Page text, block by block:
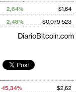
2,64%
$1,64
2,48% $0,079 523
DiarioBitcoin.com
-15,34%
$2,62